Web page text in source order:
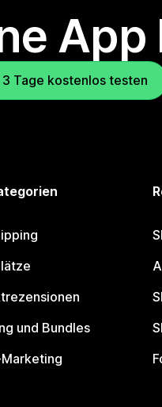
Tage kostenlos testen
und Bundles